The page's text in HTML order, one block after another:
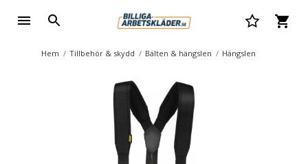
Hem Tillbehör & skydd Bälten & hängslen Hängslen